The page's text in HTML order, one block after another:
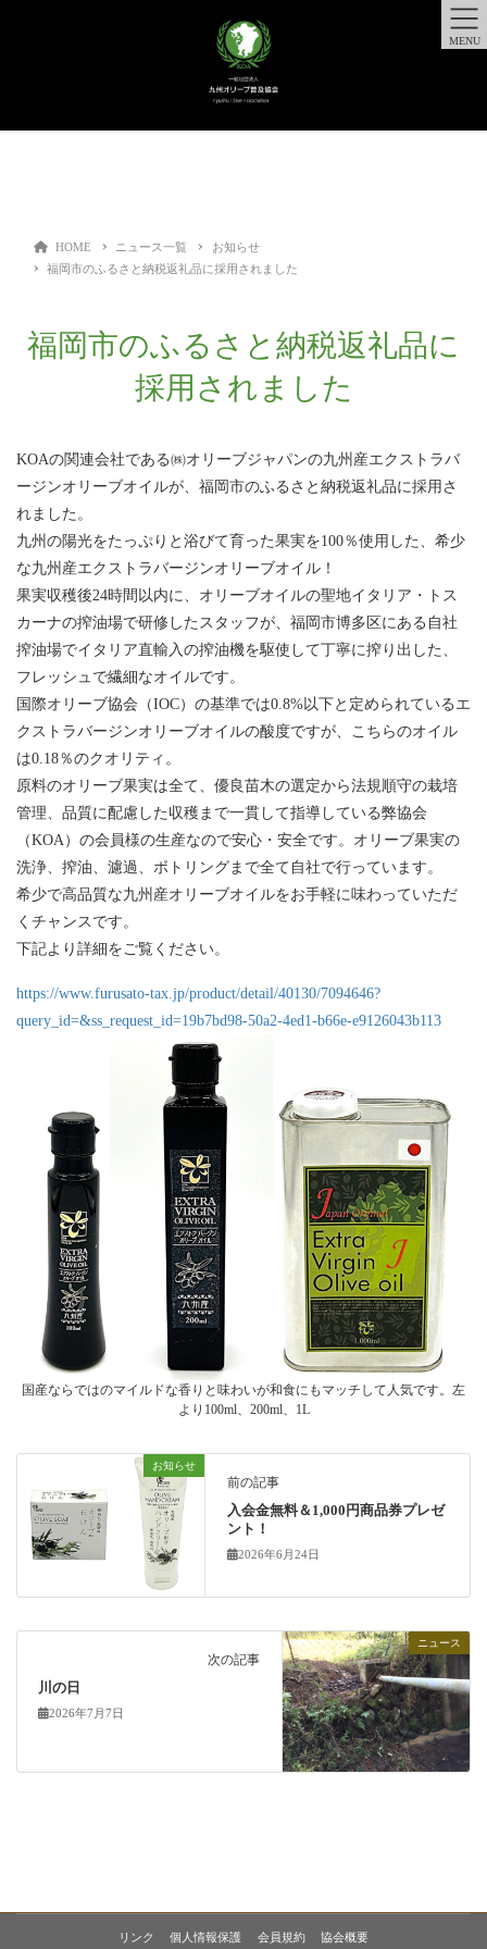
HOME ニュース一覧
お知らせ
福岡市のふるさと納税返礼品に採用されました
福岡市のふるさと納税返礼品に
採用されました
KOAの関連会社である㈱オリーブジャパンの九州産エクストラバ
ージンオリーブオイルが、福岡市のふるさと納税返礼品に採用さ
れました。
九州の陽光をたっぷりと浴びて育った果実を100％使用した、希少
な九州産エクストラバージンオリーブオイル！
果実収穫後24時間以内に、オリーブオイルの聖地イタリア・トス
カーナの搾油場で研修したスタッフが、福岡市博多区にある自社
搾油場でイタリア直輸入の搾油機を駆使して丁寧に搾り出した、
フレッシュで繊細なオイルです。
国際オリーブ協会（IOC）の基準では0.8%以下と定められているエ
クストラバージンオリーブオイルの酸度ですが、こちらのオイル
は0.18％のクオリティ。
原料のオリーブ果実は全て、優良苗木の選定から法規順守の栽培
管理、品質に配慮した収穫まで一貫して指導している弊協会
（KOA）の会員様の生産なので安心・安全です。オリーブ果実の
洗浄、搾油、濾過、ボトリングまで全て自社で行っています。
希少で高品質な九州産オリーブオイルをお手軽に味わっていただ
くチャンスです。
下記より詳細をご覧ください。
https://www.furusato-tax.jp/product/detail/40130/7094646?
query_id=&ss_request_id=19b7bd98-50a2-4ed1-b66e-e9126043b113
国産ならではのマイルドな香りと味わいが和食にもマッチして人気です。左
より100ml、200ml、1L
お知らせ
前の記事
入会金無料＆1,000円商品券プレゼ
ント！
2026年6月24日
ニュース
次の記事
川の日
2026年7月7日
リンク 個人情報保護 会員規約 協会概要
MENU